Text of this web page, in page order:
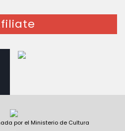
por el Ministerio de Cultura